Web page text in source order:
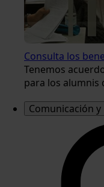
Consulta los
Tenemos
para los alumnis
Comunicación y